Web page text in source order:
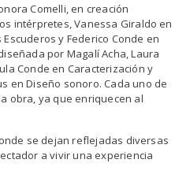
Comelli, en creación
intérpretes, Vanessa Giraldo en
y Federico Conde en
por Magalí Acha, Laura
Conde en Caracterización y
en Diseño sonoro. Cada uno de
obra, ya que enriquecen al
se dejan reflejadas diversas
a vivir una experiencia